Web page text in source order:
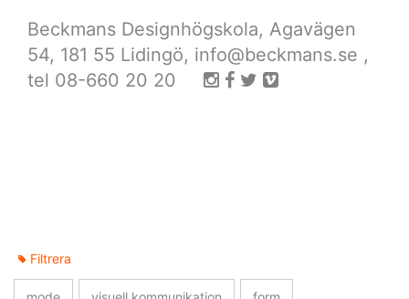
Beckmans Designhögskola, Agavägen
54, 181 55 Lidingö, info@beckmans.se ,
tel 08-660 20 20
Filtrera